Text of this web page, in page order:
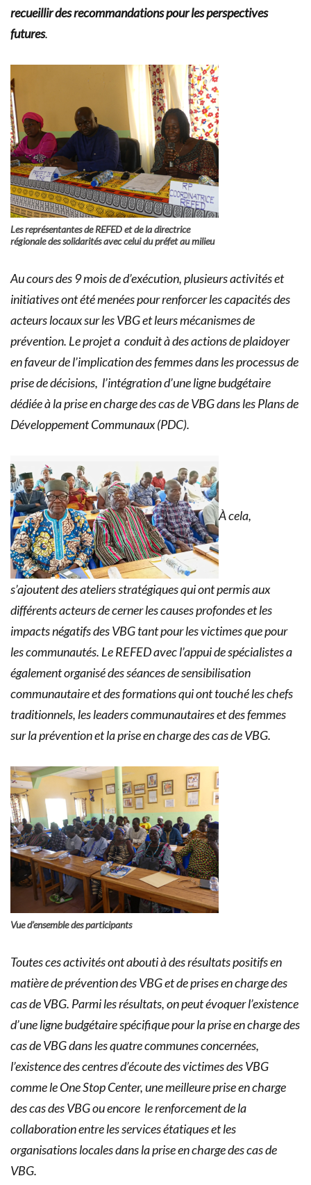
recueillir des recommandations pour les perspectives
futures.
Les représentantes de REFED et de la directrice
régionale des solidarités avec celui du préfet au milieu
Au cours des 9 mois de d’exécution, plusieurs activités et
initiatives ont été menées pour renforcer les capacités des
acteurs locaux sur les VBG et leurs mécanismes de
prévention. Le projet a conduit à des actions de plaidoyer
en faveur de l’implication des femmes dans les processus de
prise de décisions, l’intégration d’une ligne budgétaire
dédiée à la prise en charge des cas de VBG dans les Plans de
Développement Communaux (PDC).
À cela,
s’ajoutent des ateliers stratégiques qui ont permis aux
différents acteurs de cerner les causes profondes et les
impacts négatifs des VBG tant pour les victimes que pour
les communautés. Le REFED avec l’appui de spécialistes a
également organisé des séances de sensibilisation
communautaire et des formations qui ont touché les chefs
traditionnels, les leaders communautaires et des femmes
sur la prévention et la prise en charge des cas de VBG.
Vue d’ensemble des participants
Toutes ces activités ont abouti à des résultats positifs en
matière de prévention des VBG et de prises en charge des
cas de VBG. Parmi les résultats, on peut évoquer l’existence
d’une ligne budgétaire spécifique pour la prise en charge des
cas de VBG dans les quatre communes concernées,
l’existence des centres d’écoute des victimes des VBG
comme le One Stop Center, une meilleure prise en charge
des cas des VBG ou encore le renforcement de la
collaboration entre les services étatiques et les
organisations locales dans la prise en charge des cas de
VBG.